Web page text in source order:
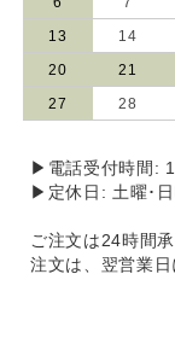
13 14
20 21
27 28
▶電話受付時間:
▶定休日: 土曜･日
ご注文は24時間
注文は、翌営業日